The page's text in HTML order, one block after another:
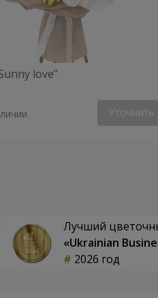
love"
Уточнить
Лучший
«Ukrainian
2026 год